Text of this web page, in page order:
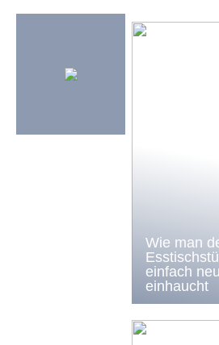
Wie man
einfach
einhaucht